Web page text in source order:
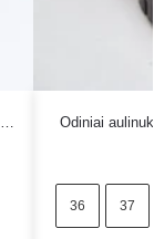
Odiniai
36 37